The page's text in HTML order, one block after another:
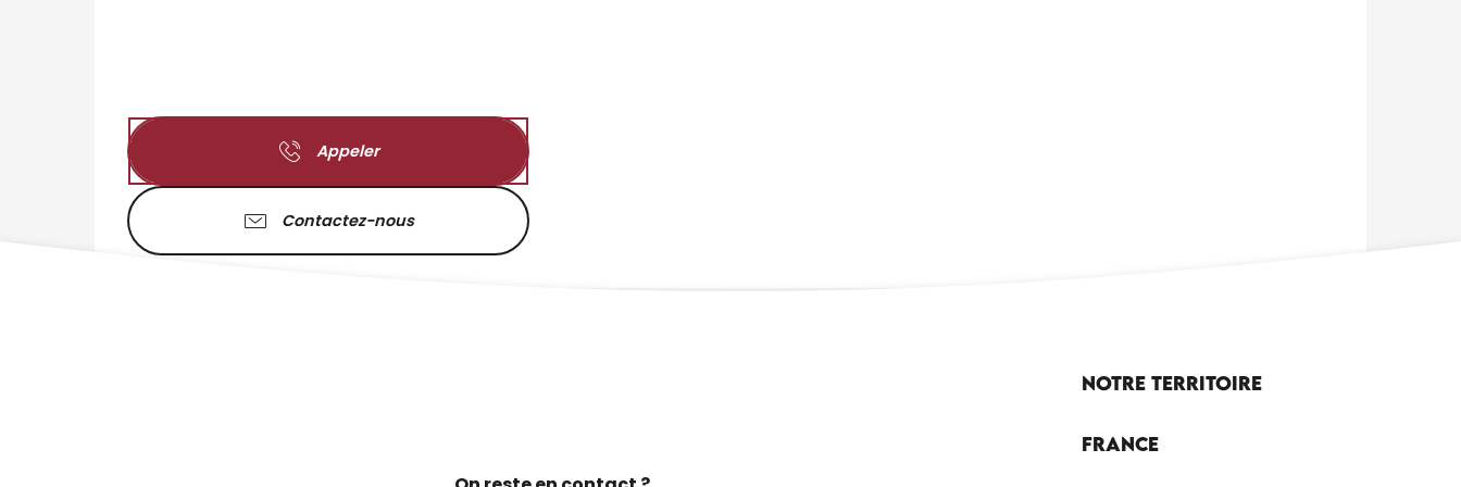
Appeler
Contactez-nous
Notre territoire
France